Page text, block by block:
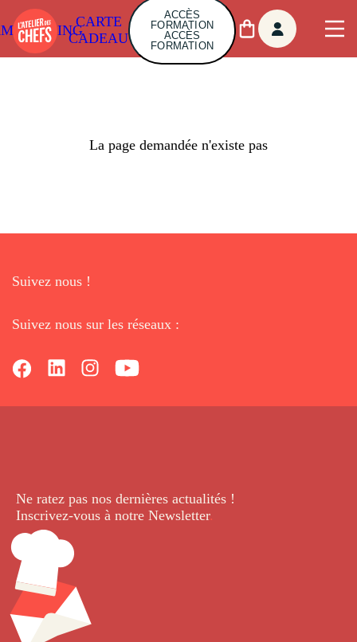
CARTE
CADEAU
ACCÈS
FORMATION
ACCÈS
FORMATION
La page demandée n'existe pas
Suivez nous !
Suivez nous sur les réseaux :
Ne ratez pas nos dernières actualités !
Inscrivez-vous à notre Newsletter.